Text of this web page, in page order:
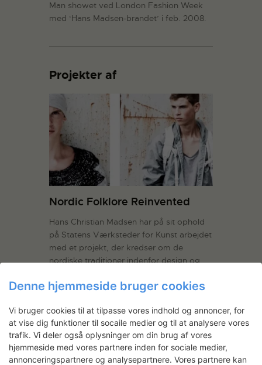
Man showet ved London Fashion Week
med ‘Hans Madsen-brandet’ i feb. 2008.
Projekter af
Nordic Folklore Reinvented
Hans Christian Madsen har på sit ophold
på Statens Værksteder for Kunst arbejdet
med et projekt, der kredser om de
nordiske traditioner indenfor design og
forår-sommer Menswear kollektion, der
2008. Inspireret af metoder og…Læs
mere
LÆS MERE
Denne hjemmeside bruger cookies
Vi bruger cookies til at tilpasse vores indhold og annoncer, for
at vise dig funktioner til socaile medier og til at analysere vores
trafik. Vi deler også oplysninger om din brug af vores
hjemmeside med vores partnere inden for sociale medier,
annonceringspartnere og analysepartnere. Vores partnere kan